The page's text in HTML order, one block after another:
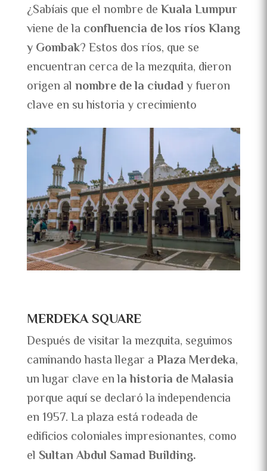
¿Sabíais que el nombre deKuala Lumpur
viene de la confluencia de los ríos Klang
y Gombak? Estos dos ríos, que se
encuentran cerca de la mezquita, dieron
origen al nombre de la ciudady fueron
clave en su historia y crecimiento
MERDEKA SQUARE
Después de visitar la mezquita, seguimos
caminando hasta llegar aPlaza Merdeka,
un lugar clave en la historia de Malasia
porque aquí se declaró la independencia
en 1957. La plaza está rodeada de
edificios coloniales impresionantes, como
el Sultan Abdul Samad Building.